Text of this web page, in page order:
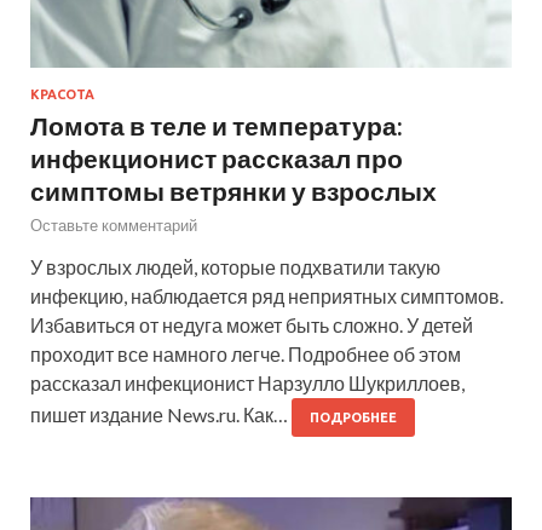
КРАСОТА
Ломота в теле и температура:
инфекционист рассказал про
симптомы ветрянки у взрослых
Оставьте комментарий
У взрослых людей, которые подхватили такую
инфекцию, наблюдается ряд неприятных симптомов.
Избавиться от недуга может быть сложно. У детей
проходит все намного легче. Подробнее об этом
рассказал инфекционист Нарзулло Шукриллоев,
пишет издание News.ru. Как…
ПОДРОБНЕЕ